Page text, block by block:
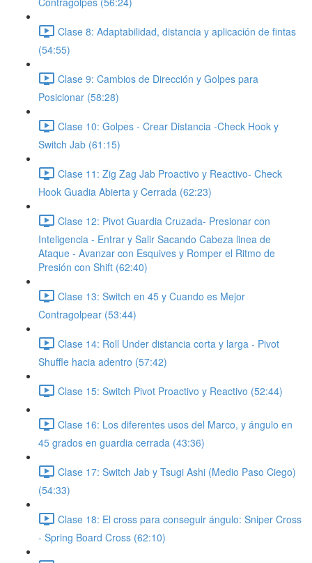
Clase 8: Adaptabilidad, distancia y aplicación de fintas
(54:55)
Clase 9: Cambios de Dirección y Golpes para
Posicionar (58:28)
Clase 10: Golpes - Crear Distancia -Check Hook y
Switch Jab (61:15)
Clase 11: Zig Zag Jab Proactivo y Reactivo- Check
Hook Guadia Abierta y Cerrada (62:23)
Clase 12: Pivot Guardia Cruzada- Presionar con
Inteligencia - Entrar y Salir Sacando Cabeza linea de
Ataque - Avanzar con Esquives y Romper el Ritmo de
Presión con Shift (62:40)
Clase 13: Switch en 45 y Cuando es Mejor
Contragolpear (53:44)
Clase 14: Roll Under distancia corta y larga - Pivot
Shuffle hacia adentro (57:42)
Clase 15: Switch Pivot Proactivo y Reactivo (52:44)
Clase 16: Los diferentes usos del Marco, y ángulo en
45 grados en guardia cerrada (43:36)
Clase 17: Switch Jab y Tsugi Ashi (Medio Paso Ciego)
(54:33)
Clase 18: El cross para conseguir ángulo: Sniper Cross
- Spring Board Cross (62:10)